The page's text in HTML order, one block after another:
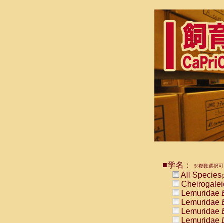
■学名： ※複数選択可
All Species
Lemuridae
Lemuridae
Lemuridae
Lemuridae